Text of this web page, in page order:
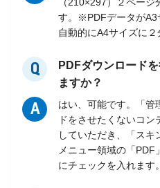
す。※PDFデータがA3
自動的にA4サイズに
Q
PDFダウンロード
ますか？
A
はい、可能です。「管
ドをさせたくないコ
していただき、「スキ
メニュー領域の「PDF
にチェックを入れます。